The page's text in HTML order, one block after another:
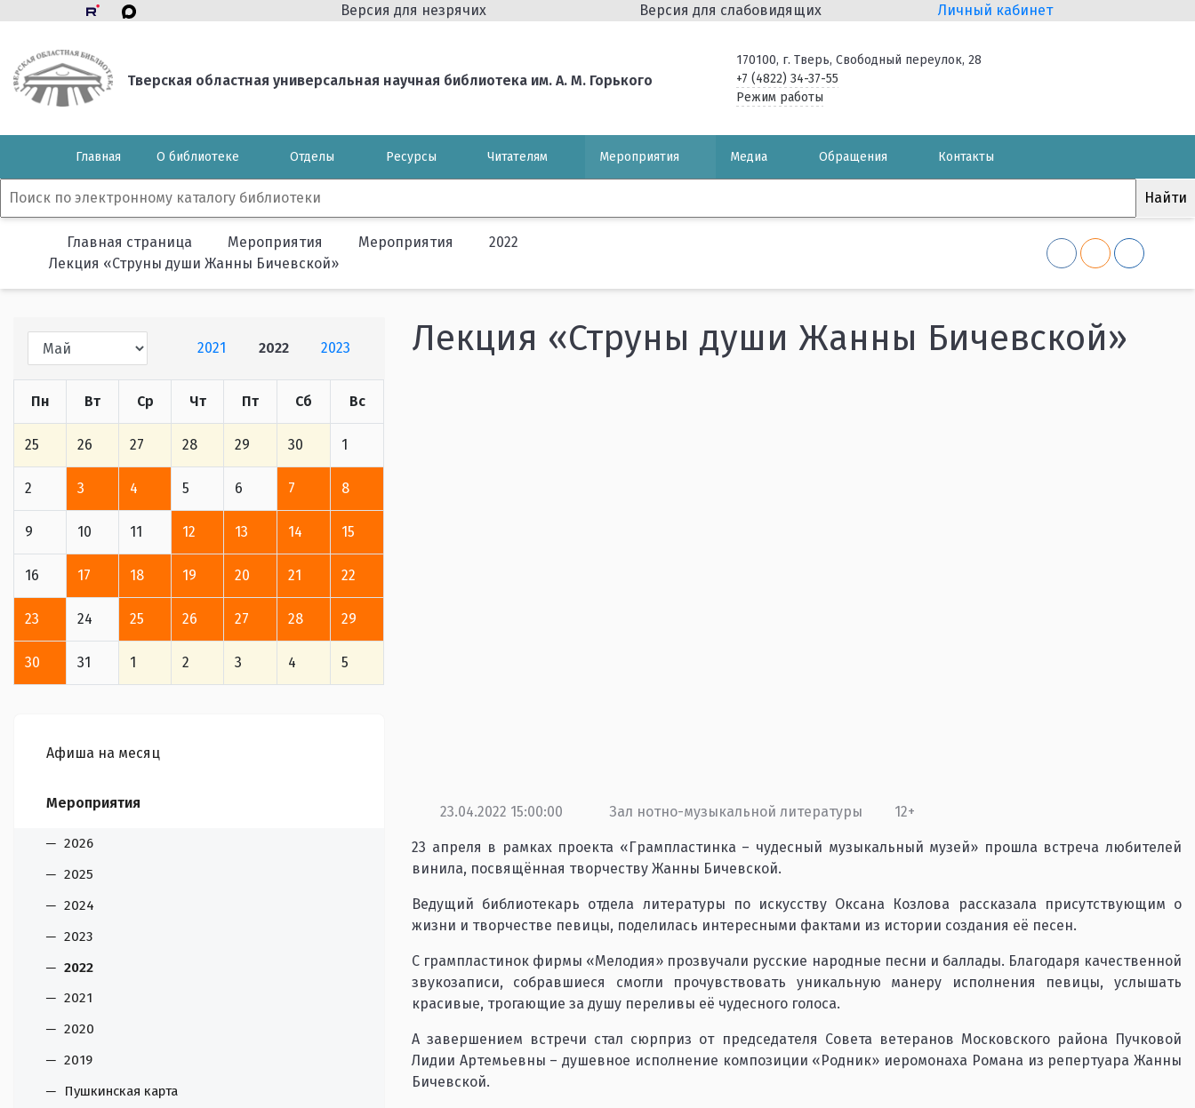
Версия для незрячих Версия для слабовидящих Личный кабинет
Тверская областная универсальная научная библиотека им. А. М. Горького
170100, г. Тверь, Свободный переулок, 28
+7 (4822) 34-37-55
Режим работы
Главная О библиотеке Отделы Ресурсы Читателям Мероприятия Медиа Обращения Контакты
Главная страница Мероприятия Мероприятия
2022
Лекция «Струны души Жанны Бичевской»
2021 2022 2023
Пн Вт Ср Чт Пт Сб Вс
25 26 27 28 29 30 1
2 3 4 5 6 7 8
9 10 11 12 13 14 15
16 17 18 19 20 21 22
23 24 25 26 27 28 29
30 31 1 2 3 4 5
Афиша на месяц
Мероприятия
2026
2025
2024
2023
2022
2021
2020
2019
Пушкинская карта
Лекция «Струны души Жанны Бичевской»
23.04.2022 15:00:00 Зал нотно-музыкальной литературы 12+
23 апреля в рамках проекта «Грампластинка – чудесный музыкальный музей» прошла встреча любителей
винила, посвящённая творчеству Жанны Бичевской.
Ведущий библиотекарь отдела литературы по искусству Оксана Козлова рассказала присутствующим о
жизни и творчестве певицы, поделилась интересными фактами из истории создания её песен.
С грампластинок фирмы «Мелодия» прозвучали русские народные песни и баллады. Благодаря качественной
звукозаписи, собравшиеся смогли прочувствовать уникальную манеру исполнения певицы, услышать
красивые, трогающие за душу переливы её чудесного голоса.
А завершением встречи стал сюрприз от председателя Совета ветеранов Московского района Пучковой
Лидии Артемьевны – душевное исполнение композиции «Родник» иеромонаха Романа из репертуара Жанны
Бичевской.